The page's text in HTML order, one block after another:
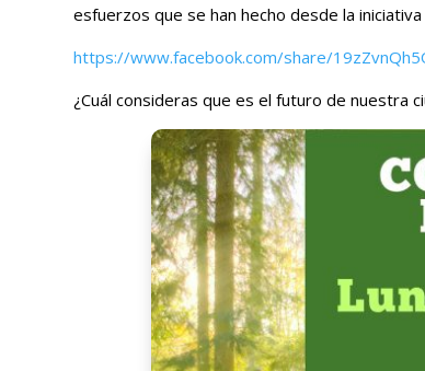
esfuerzos que se han hecho desde la
https://www.facebook.com/share/
¿Cuál consideras que es el futuro de nuestra